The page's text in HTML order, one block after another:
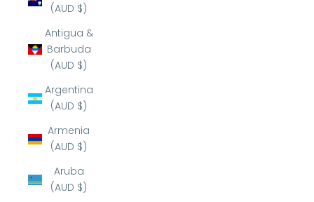
(AUD $)
Antigua &
Barbuda
(AUD $)
Argentina
(AUD $)
Armenia
(AUD $)
Aruba
(AUD $)